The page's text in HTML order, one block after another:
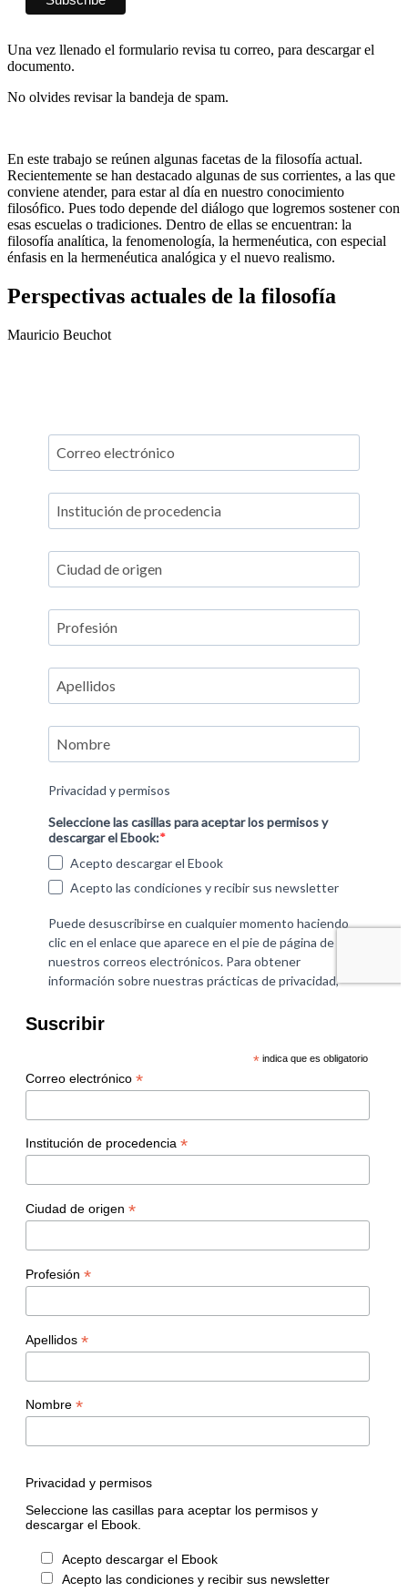
Una vez llenado el formulario revisa tu correo, para descargar el
documento.
No olvides revisar la bandeja de spam.
En este trabajo se reúnen algunas facetas de la filosofía actual.
Recientemente se han destacado algunas de sus corrientes, a las que
conviene atender, para estar al día en nuestro conocimiento
filosófico. Pues todo depende del diálogo que logremos sostener con
esas escuelas o tradiciones. Dentro de ellas se encuentran: la
filosofía analítica, la fenomenología, la hermenéutica, con especial
énfasis en la hermenéutica analógica y el nuevo realismo.
Perspectivas actuales de la filosofía
Mauricio Beuchot
Suscribir
* indica que es obligatorio
Correo electrónico *
Institución de procedencia *
Ciudad de origen *
Profesión *
Apellidos *
Nombre *
Privacidad y permisos
Seleccione las casillas para aceptar los permisos y
descargar el Ebook.
Acepto descargar el Ebook
Acepto las condiciones y recibir sus newsletter